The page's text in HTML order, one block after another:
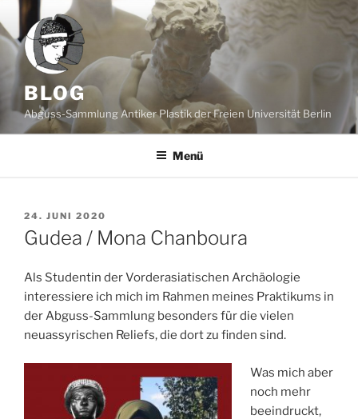
Zum
Inhalt
springen
BLOG
Abguss-Sammlung Antiker Plastik der Freien Universität Berlin
Menü
VERÖFFENTLICHT
AM
24. JUNI 2020
Gudea / Mona Chanboura
Als Studentin der Vorderasiatischen Archäologie
interessiere ich mich im Rahmen meines Praktikums in
der Abguss-Sammlung besonders für die vielen
neuassyrischen Reliefs, die dort zu finden sind.
Was mich aber
noch mehr
beeindruckt,